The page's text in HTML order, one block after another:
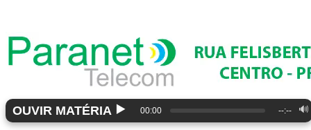
OUVIR MATÉRIA ▶️ 00:00 --:-- 🔊